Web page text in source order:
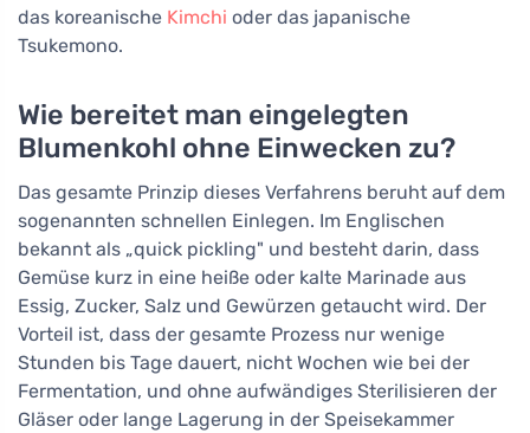
das koreanische Kimchi oder das japanische
Tsukemono.
Wie bereitet man eingelegten
Blumenkohl ohne Einwecken zu?
Das gesamte Prinzip dieses Verfahrens beruht auf dem
sogenannten schnellen Einlegen. Im Englischen
bekannt als „quick pickling" und besteht darin, dass
Gemüse kurz in eine heiße oder kalte Marinade aus
Essig, Zucker, Salz und Gewürzen getaucht wird. Der
Vorteil ist, dass der gesamte Prozess nur wenige
Stunden bis Tage dauert, nicht Wochen wie bei der
Fermentation, und ohne aufwändiges Sterilisieren der
Gläser oder lange Lagerung in der Speisekammer